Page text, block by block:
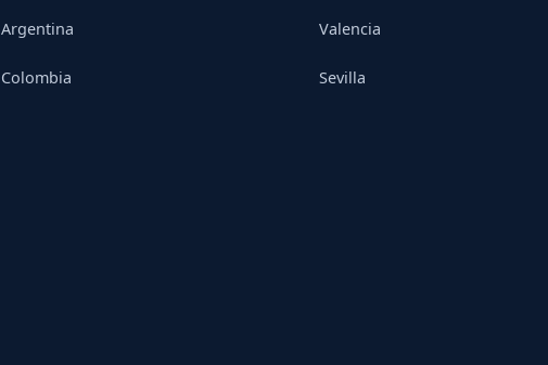
Argentina
Colombia
Valencia
Sevilla